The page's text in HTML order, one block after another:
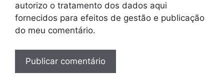
autorizo o tratamento dos dados aqui
fornecidos para efeitos de gestão e publicação
do meu comentário.